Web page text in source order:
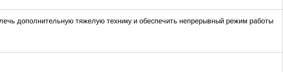
дополнительную тяжелую технику и обеспечить непрерывный режим работы